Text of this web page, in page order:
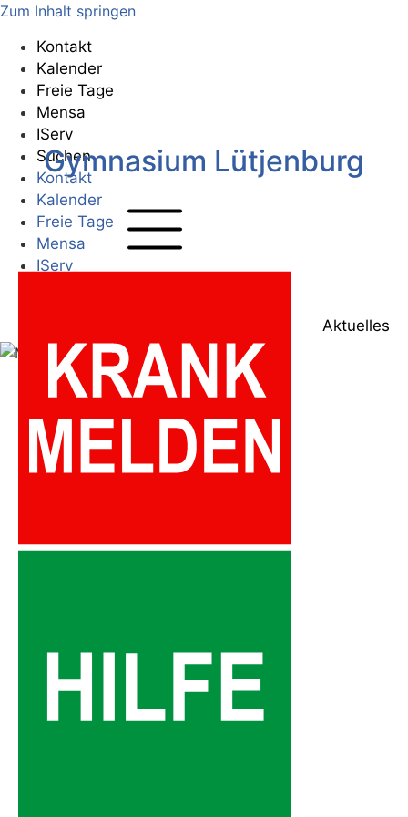
Zum Inhalt springen
Kontakt
Kalender
Freie Tage
Mensa
IServ
Suchen
Kontakt
Kalender
Freie Tage
Mensa
IServ
Aktuelles
Gymnasium Lütjenburg